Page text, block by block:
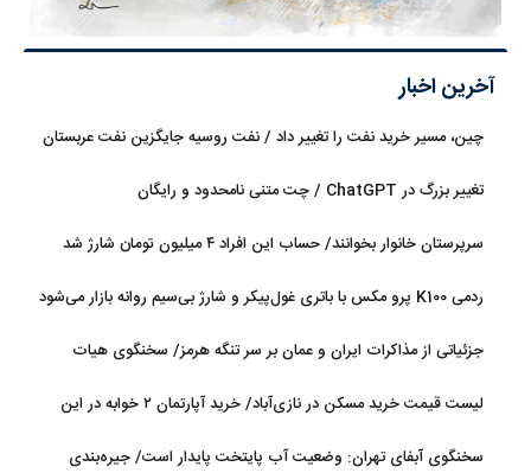
آخرین اخبار
چین، مسیر خرید نفت را تغییر داد / نفت روسیه جایگزین نفت عربستان
تغییر بزرگ در ChatGPT / چت متنی نامحدود و رایگان
سرپرستان خانوار بخوانند/ حساب این افراد ۴ میلیون تومان شارژ شد
ردمی K100 پرو مکس با باتری غول‌پیکر و شارژ بی‌سیم روانه بازار می‌شود
جزئیاتی از مذاکرات ایران و عمان بر سر تنگه هرمز/ سخنگوی هیات
لیست قیمت خرید مسکن در نازی‌آباد/ خرید آپارتمان ۲ خوابه در این
سخنگوی آبفای تهران: وضعیت آب پایتخت پایدار است/ جیره‌بندی